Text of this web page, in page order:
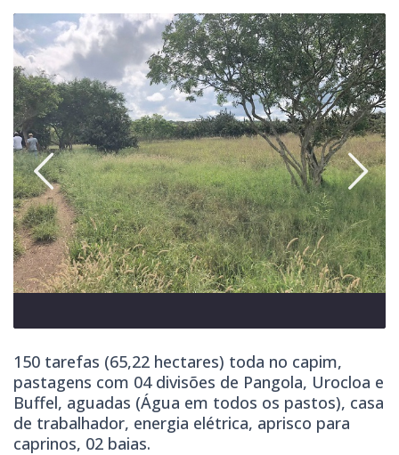
150 tarefas (65,22 hectares) toda no capim,
pastagens com 04 divisões de Pangola, Urocloa e
Buffel, aguadas (Água em todos os pastos), casa
de trabalhador, energia elétrica, aprisco para
caprinos, 02 baias.